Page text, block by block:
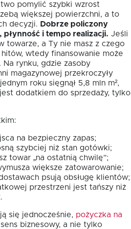
pomylić szybki wzrost
większej powierzchni, a to
decyzji. Dobrze policzony
płynność i tempo realizacji. Jeśli
towarze, a Ty nie masz z czego
wtedy finansowanie może
Na rynku, gdzie zasoby
magazynowej przekroczyły
roku sięgnął 5,8 mln m²,
dodatkiem do sprzedaży, tylko
na bezpieczny zapas;
szybciej niż stan gotówki;
towar „na ostatnią chwilę”;
większe zatowarowanie;
psują obsługę klientów;
przestrzeni jest tańszy niż
się jednocześnie, pożyczka na
biznesowy, a nie tylko